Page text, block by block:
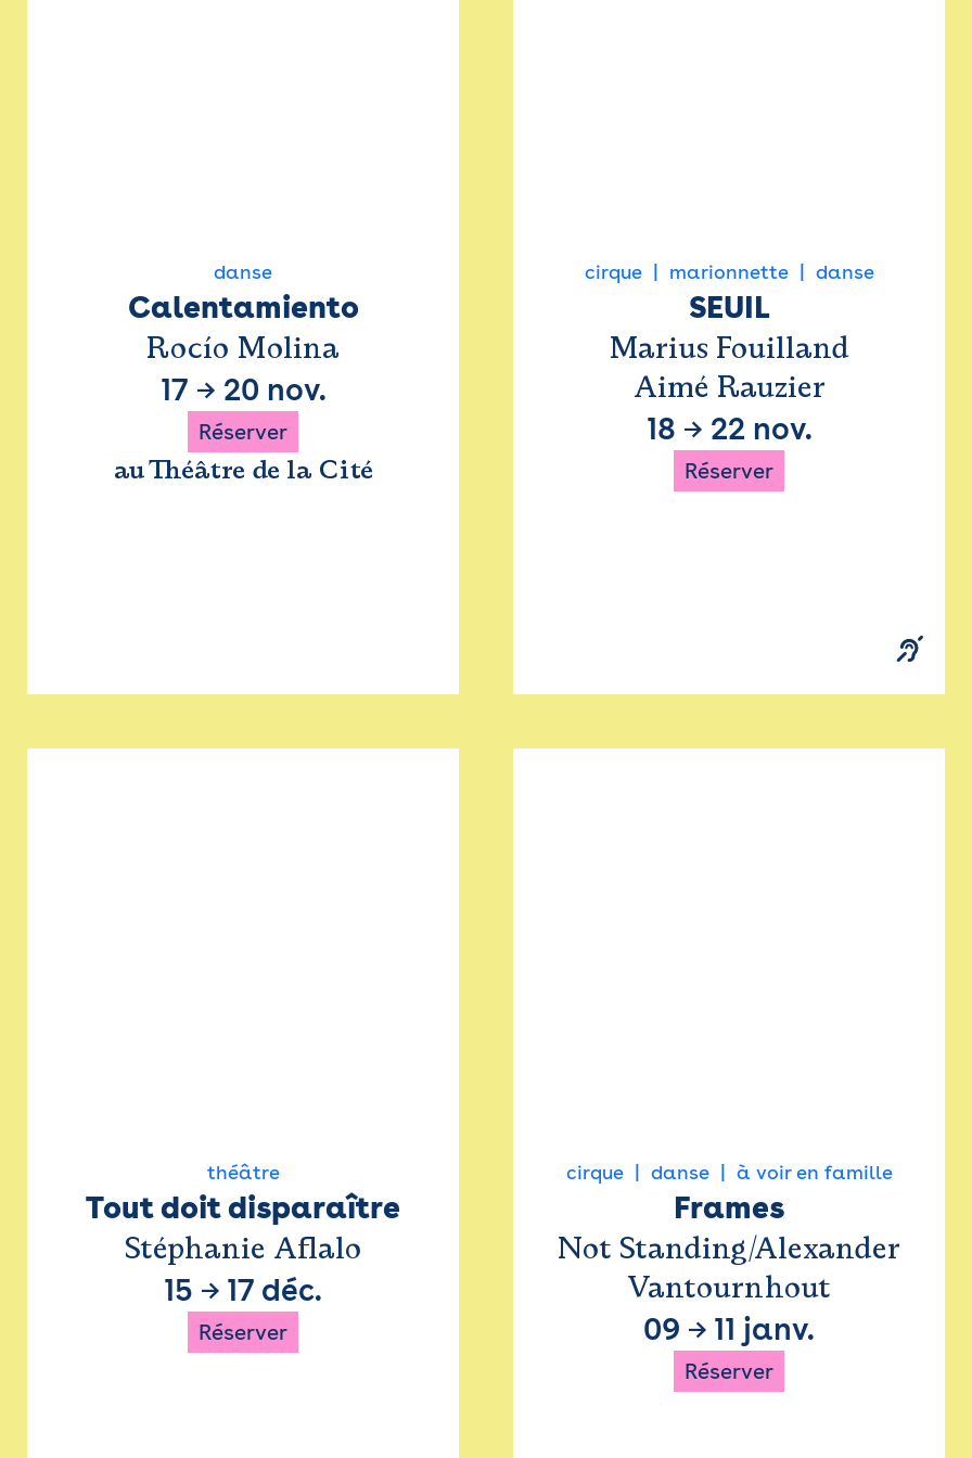
danse
Calentamiento
Rocío Molina
17 → 20 nov.
Réserver
au Théâtre de la Cité
cirque marionnette danse
SEUIL
Marius Fouilland
Aimé Rauzier
18 → 22 nov.
Réserver
théâtre
Tout doit disparaître
Stéphanie Aflalo
15 → 17 déc.
Réserver
cirque danse à voir en famille
Frames
Not Standing/Alexander
Vantournhout
09 → 11 janv.
Réserver